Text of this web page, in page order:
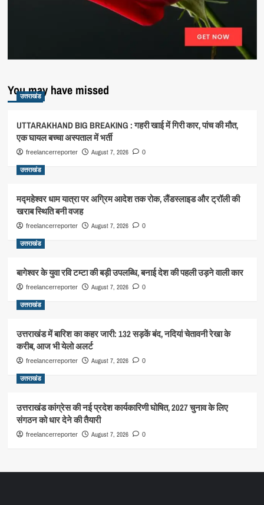
You may have missed
उत्तराखंड
UTTARAKHAND BIG BREAKING : गहरी खाई में गिरी कार, पांच की मौत,
एक घायल बच्चा अस्पताल में भर्ती
freelancerreporter August 7, 2026 0
उत्तराखंड
मद्महेश्वर धाम यात्रा पर अग्रिम आदेश तक रोक, लैंडस्लाइड और ट्रॉली की
खराब स्थिति बनी वजह
freelancerreporter August 7, 2026 0
उत्तराखंड
बागेश्वर के युवा रवि टम्टा की बड़ी उपलब्धि, बनाई देश की पहली उड़ने वाली कार
freelancerreporter August 7, 2026 0
उत्तराखंड
उत्तराखंड में बारिश का कहर जारी: 132 सड़कें बंद, नदियां चेतावनी रेखा के
करीब, आज भी येलो अलर्ट
freelancerreporter August 7, 2026 0
उत्तराखंड
उत्तराखंड कांग्रेस की नई प्रदेश कार्यकारिणी घोषित, 2027 चुनाव के लिए
संगठन को धार देने की तैयारी
freelancerreporter August 7, 2026 0